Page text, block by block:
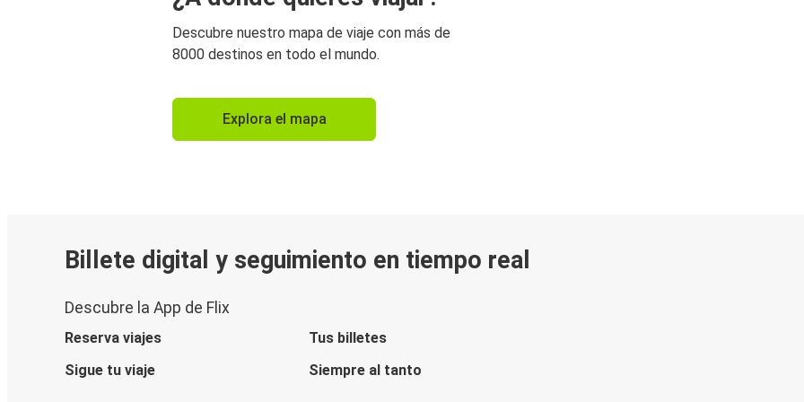
Descubre nuestro mapa de viaje con más de
8000 destinos en todo el mundo.
Explora el mapa
Billete digital y seguimiento en tiempo real
Descubre la App de Flix
Reserva viajes
Tus billetes
Sigue tu viaje
Siempre al tanto